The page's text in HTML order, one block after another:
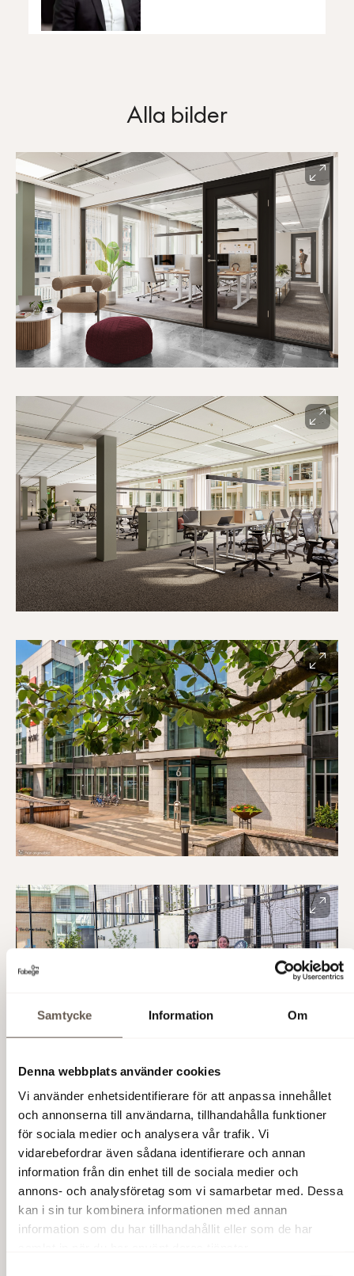
Samtycke Information Om
Denna webbplats använder cookies
Vi använder enhetsidentifierare för att anpassa innehållet
och annonserna till användarna, tillhandahålla funktioner
för sociala medier och analysera vår trafik. Vi
vidarebefordrar även sådana identifierare och annan
information från din enhet till de sociala medier och
annons- och analysföretag som vi samarbetar med. Dessa
kan i sin tur kombinera informationen med annan
information som du har tillhandahållit eller som de har
Alla bilder